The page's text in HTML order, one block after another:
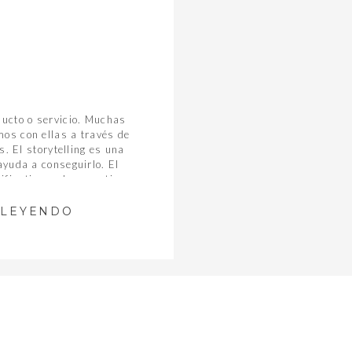
o servicio. Muchas
con ellas a través de
El storytelling es una
a conseguirlo. El
en la narrativa